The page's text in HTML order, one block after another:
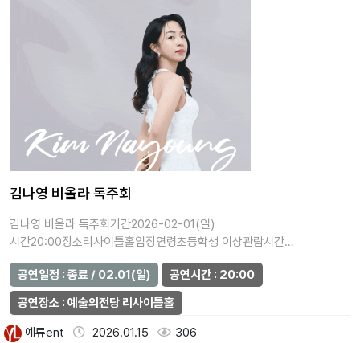
김나영 비올라 독주회
김나영 비올라 독주회기간2026-02-01(일)
시간20:00장소리사이틀홀입장연령초등학생 이상관람시간
(분)120가격일반석 20,000원주최올리뮤직…
공연일정 : 종료 / 02.01(일)
공연시간 : 20:00
공연장소 : 예술의전당 리사이틀홀
예류ent 2026.01.15 306